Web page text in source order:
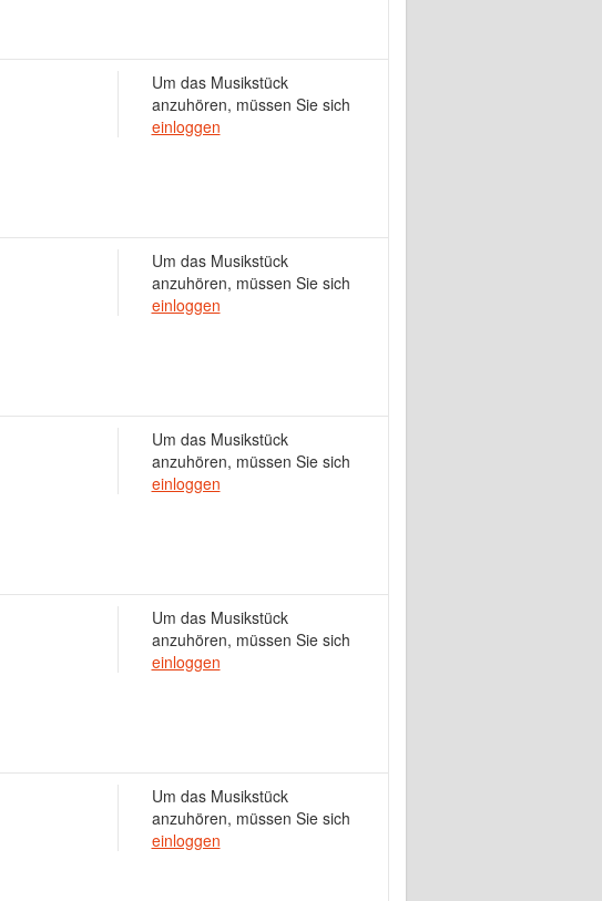
Um das Musikstück
anzuhören, müssen Sie sich
einloggen
Um das Musikstück
anzuhören, müssen Sie sich
einloggen
Um das Musikstück
anzuhören, müssen Sie sich
einloggen
Um das Musikstück
anzuhören, müssen Sie sich
einloggen
Um das Musikstück
anzuhören, müssen Sie sich
einloggen